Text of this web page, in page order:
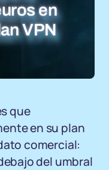
en
VPN
que
en su plan
comercial:
del umbral